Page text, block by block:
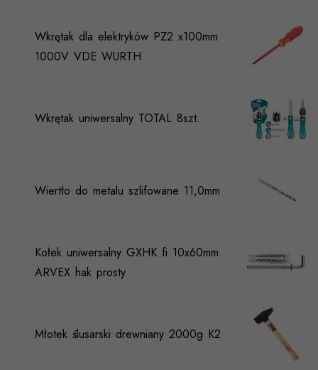
Wkrętak dla elektryków PZ2 x100mm
1000V VDE WURTH
Wkrętak uniwersalny TOTAL 8szt.
Wiertło do metalu szlifowane 11,0mm
Kołek uniwersalny GXHK fi 10x60mm
ARVEX hak prosty
Młotek ślusarski drewniany 2000g K2